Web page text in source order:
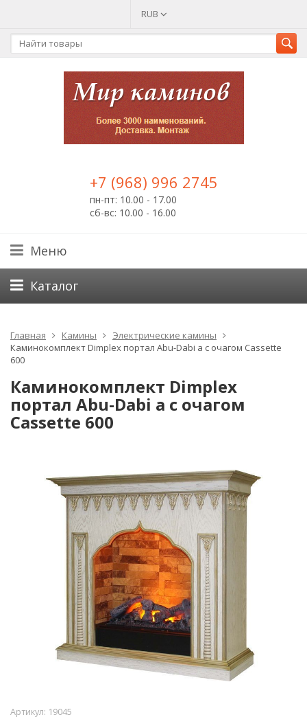
RUB
+7 (968) 996 2745
пн-пт: 10.00 - 17.00
сб-вс: 10.00 - 16.00
Меню
Каталог
Главная Камины
Электрические камины
Каминокомплект Dimplex портал Abu-Dabi a с очагом Cassette
600
Каминокомплект Dimplex
портал Abu-Dabi a с очагом
Cassette 600
Артикул: 19045